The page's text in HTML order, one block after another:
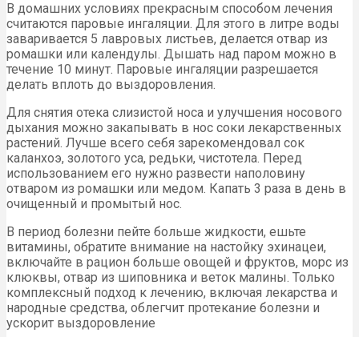
В домашних условиях прекрасным способом лечения
считаются паровые ингаляции. Для этого в литре воды
заваривается 5 лавровых листьев, делается отвар из
ромашки или календулы. Дышать над паром можно в
течение 10 минут. Паровые ингаляции разрешается
делать вплоть до выздоровления.
Для снятия отека слизистой носа и улучшения носового
дыхания можно закапывать в нос соки лекарственных
растений. Лучше всего себя зарекомендовал сок
каланхоэ, золотого уса, редьки, чистотела. Перед
использованием его нужно развести наполовину
отваром из ромашки или медом. Капать 3 раза в день в
очищенный и промытый нос.
В период болезни пейте больше жидкости, ешьте
витамины, обратите внимание на настойку эхинацеи,
включайте в рацион больше овощей и фруктов, морс из
клюквы, отвар из шиповника и веток малины. Только
комплексный подход к лечению, включая лекарства и
народные средства, облегчит протекание болезни и
ускорит выздоровление